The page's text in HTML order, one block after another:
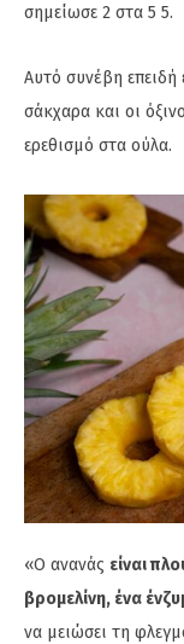
σημείωσε 2 στα 5 5.
Αυτό συνέβη επειδή
σάκχαρα και οι
ερεθισμό στα ούλα.
«Ο ανανάς είναι
βρομελίνη, ένα
να μειώσει τη